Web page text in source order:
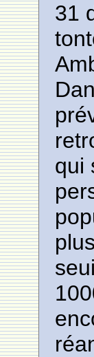
31
qui